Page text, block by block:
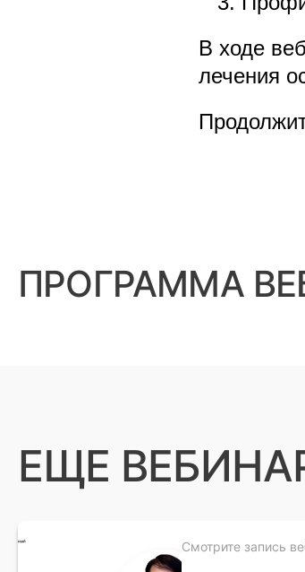
В ходе
лечения
ПРОГРАММА
ЕЩЕ
Смотрите запись